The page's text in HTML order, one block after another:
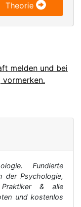
Theorie
melden und bei
vormerken.
Fundierte
der Psychologie,
Praktiker & alle
und kostenlos